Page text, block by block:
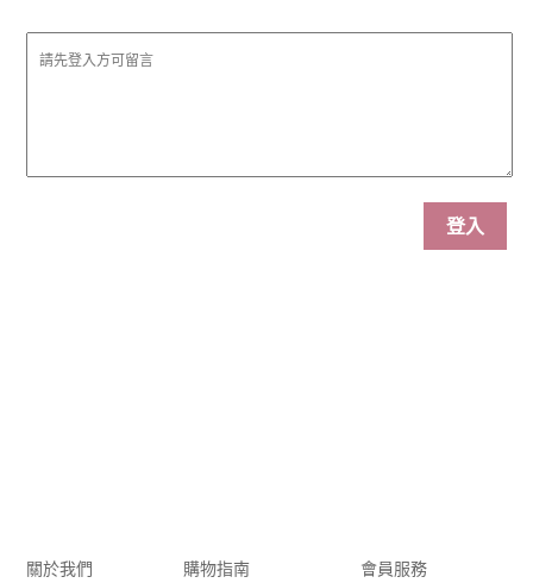
登入
關於我們 購物指南 會員服務